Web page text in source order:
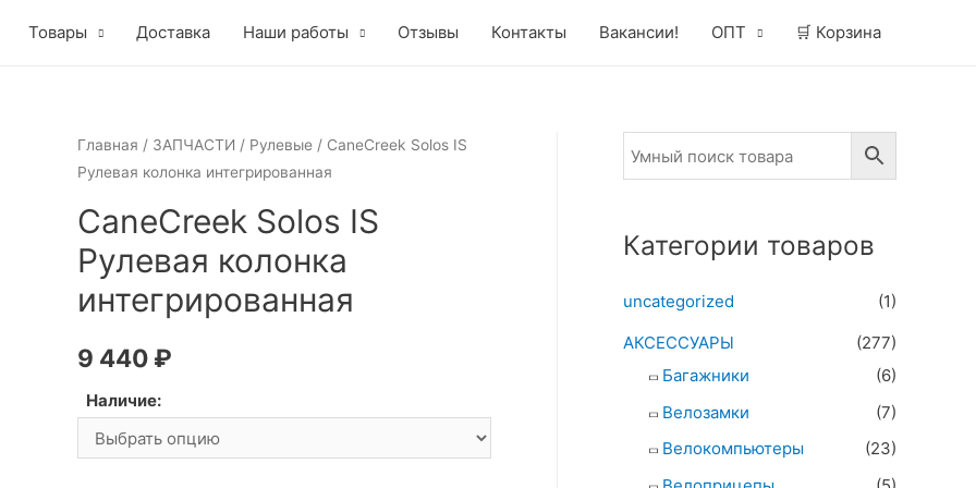
Товары Доставка Наши работы Отзывы Контакты Вакансии! ОПТ 🛒 Корзина
Главная / ЗАПЧАСТИ / Рулевые/ CaneCreek Solos IS
Рулевая колонка интегрированная
CaneCreek Solos IS
Рулевая колонка
интегрированная
9 440 ₽
Наличие:
Категории товаров
uncategorized
(1)
АКСЕССУАРЫ
(277)
Багажники
(6)
Велозамки
(7)
Велокомпьютеры
(23)